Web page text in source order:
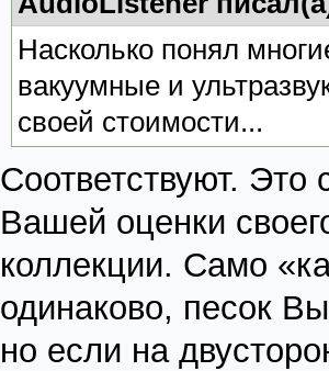
Насколько понял
вакуумные и
своей стоимости...
Соответствуют. Это
Вашей оценки
коллекции. Само
одинаково, песок
но если на